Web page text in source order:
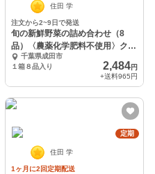
住田 学
注文から2~9日で発送
旬の新鮮野菜の詰め合わせ（8
品）〈農薬化学肥料不使用〉クー
ル 千葉県成田市
１箱８品入り
2,484円
+送料965円
定期
住田 学
1ヶ月に2回定期配送